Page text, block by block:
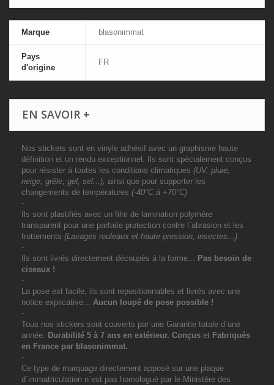
Marque blasonimmat
Pays
d'origine
FR
EN SAVOIR +
Nos stickers sont en vinyle adhésif avec un graphisme haute
définition et un rendu exceptionnel. Ils sont spécialement conçus
pour résister à toutes les conditions climatiques (UV, pluie,
neige, grêle, gel, sel...), ainsi que pour supporter les
changements de températures (-40°C à +70°C)
-
Ils sont plastifiés avec un film de lamination polymère
transparent pour une parfaite protection contre l`abrasion et les
frottements (Lavages rouleaux et haute pression, insectes...)
-
Ils sont livrés directement découpés à la forme... Pas besoin de
ciseaux !
-
La pose est facile, ils sont repositionnables et livrés avec une
notice explicative... Aucun loupé de pose possible !
-
Tous nos stickers sont couverts par une Garantie totale d`une
année. Durabilité 5 à 7 ans en extérieur. Conçus et Fabriqués
en France par blasonimmat.
-
Ce type de marquage directement apposé sur une plaque
d`immatriculation n`est pas homologué par le Ministère des